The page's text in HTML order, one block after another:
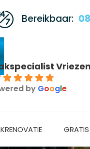
Bereikbaar:
Vriezen
by Google